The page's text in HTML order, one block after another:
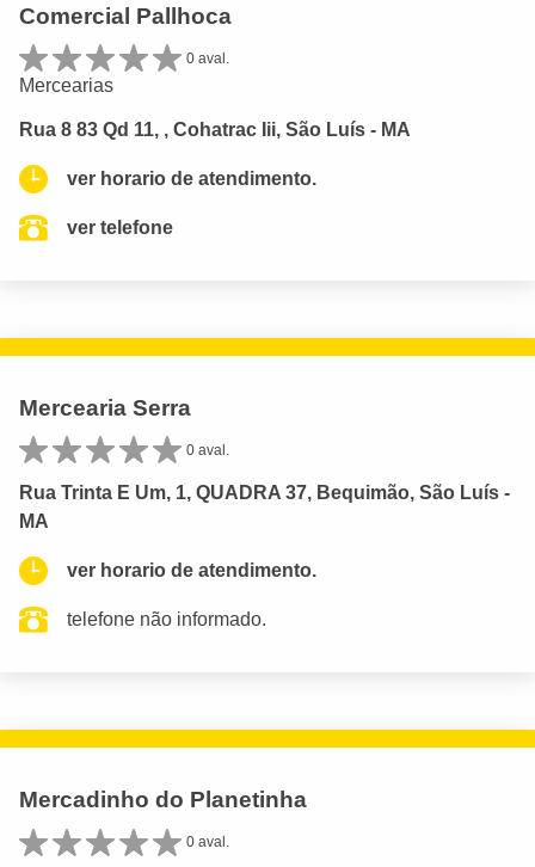
Comercial Pallhoca
0 aval.
Mercearias
Rua 8 83 Qd 11, , Cohatrac Iii, São Luís - MA
ver horario de atendimento.
ver telefone
Mercearia Serra
0 aval.
Rua Trinta E Um, 1, QUADRA 37, Bequimão, São Luís -
MA
ver horario de atendimento.
telefone não informado.
Mercadinho do Planetinha
0 aval.